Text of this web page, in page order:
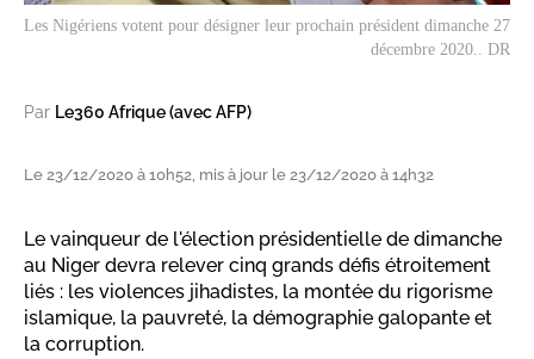
Les Nigériens votent pour désigner leur prochain président dimanche 27
décembre 2020.. DR
Par Le360 Afrique (avec AFP)
Le 23/12/2020 à 10h52, mis à jour le 23/12/2020 à 14h32
Le vainqueur de l'élection présidentielle de dimanche
au Niger devra relever cinq grands défis étroitement
liés : les violences jihadistes, la montée du rigorisme
islamique, la pauvreté, la démographie galopante et
la corruption.